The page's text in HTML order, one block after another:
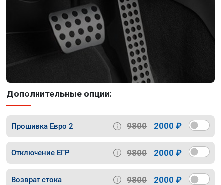
Дополнительные опции:
Прошивка Евро 2 9800 2000 ₽
Отключение ЕГР 9800 2000 ₽
Возврат стока 9800 2000 ₽